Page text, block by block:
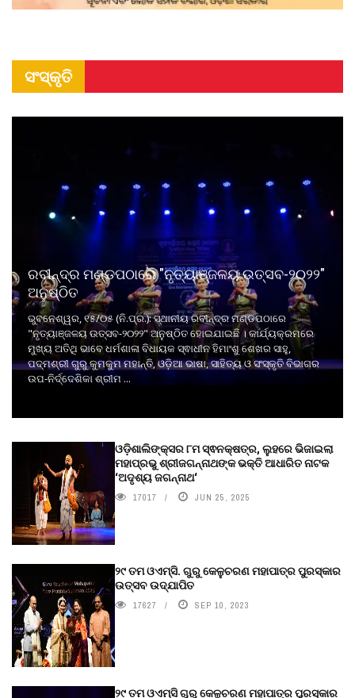
ସଂସ୍କୃତି
ରବୀନ୍ଦ୍ର ମଣ୍ଡପଠାରେ "ନୃତ୍ୟାଞ୍ଜଳୟ ଉତ୍ସବ-୨୦୨୨"
ଅନୁଷ୍ଠିତ
ଭୁବନେଶ୍ୱର, ୧୫/୦୫ (ନି.ପ୍ର.): ସ୍ଥାନୀୟ ରବୀନ୍ଦ୍ର ମଣ୍ଡପଠାରେ
"ନୃତ୍ୟାଞ୍ଜଳୟ ଉତ୍ସବ-୨୦୨୨" ଅନୁଷ୍ଠିତ ହୋଇଯାଇଛି । କାର୍ଯ୍ୟକ୍ରମରେ
ମୁଖ୍ୟ ଅତିଥି ଭାବେ ଧର୍ମଶାଳା ବିଧାୟକ ସ୍ଵାଧୀନ ହିମାଂଶୁ ଶେଖର ସାହୁ,
ପଦ୍ମଶ୍ରୀ ଗୁରୁ କୁମକୁମ ମହାନ୍ତି, ଓଡ଼ିଆ ଭାଷା, ସାହିତ୍ୟ ଓ ସଂସ୍କୃତି ବିଭାଗର
ଉପ-ନିର୍ଦ୍ଦେଶିକା ଶ୍ରୀମ ...
ଓଡ଼ିଶାଲିଙ୍କ୍ସର ୮ମ ସ୍ଵନକ୍ଷତ୍ର, ଲୁହରେ ଭିଜାଇଲା
ମହାପ୍ରଭୁ ଶ୍ରୀଜଗନ୍ନାଥଙ୍କ ଭକ୍ତି ଆଧାରିତ ନାଟକ
‘ଅଦୃଶ୍ୟ ଜଗନ୍ନାଥ‘
17017 JUN 25, 2025
୨୯ ତମ ଓଏମ୍‌ସି. ଗୁରୁ କେଳୁଚରଣ ମହାପାତ୍ର ପୁରସ୍କାର
ଉତ୍ସବ ଉଦ୍‍ଯାପିତ
17627 SEP 10, 2023
୨୯ ତମ ଓଏମ୍‌ସି ଗୁରୁ କେଳୁଚରଣ ମହାପାତ୍ର ପୁରସ୍କାର